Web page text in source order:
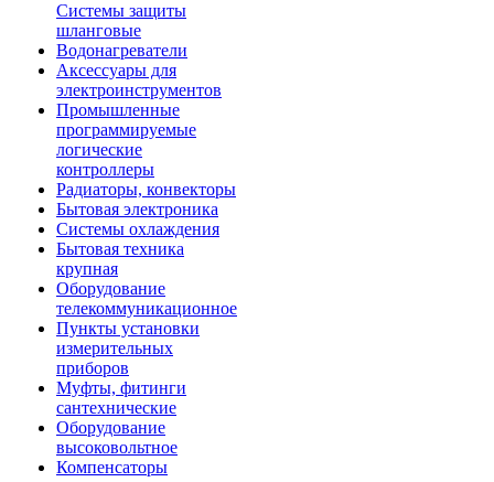
Системы защиты
шланговые
Водонагреватели
Аксессуары для
электроинструментов
Промышленные
программируемые
логические
контроллеры
Радиаторы, конвекторы
Бытовая электроника
Системы охлаждения
Бытовая техника
крупная
Оборудование
телекоммуникационное
Пункты установки
измерительных
приборов
Муфты, фитинги
сантехнические
Оборудование
высоковольтное
Компенсаторы